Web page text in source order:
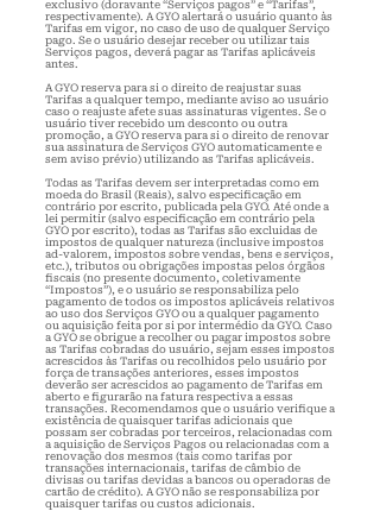
exclusivo (doravante “Serviços pagos” e “Tarifas”,
respectivamente). A GYO alertará o usuário quanto às
Tarifas em vigor, no caso de uso de qualquer Serviço
pago. Se o usuário desejar receber ou utilizar tais
Serviços pagos, deverá pagar as Tarifas aplicáveis
antes.
A GYO reserva para si o direito de reajustar suas
Tarifas a qualquer tempo, mediante aviso ao usuário
caso o reajuste afete suas assinaturas vigentes. Se o
usuário tiver recebido um desconto ou outra
promoção, a GYO reserva para si o direito de renovar
sua assinatura de Serviços GYO automaticamente e
sem aviso prévio) utilizando as Tarifas aplicáveis.
Todas as Tarifas devem ser interpretadas como em
moeda do Brasil (Reais), salvo especificação em
contrário por escrito, publicada pela GYO. Até onde a
lei permitir (salvo especificação em contrário pela
GYO por escrito), todas as Tarifas são excluidas de
impostos de qualquer natureza (inclusive impostos
ad-valorem, impostos sobre vendas, bens e serviços,
etc.), tributos ou obrigações impostas pelos órgãos
fiscais (no presente documento, coletivamente
“Impostos”), e o usuário se responsabiliza pelo
pagamento de todos os impostos aplicáveis relativos
ao uso dos Serviços GYO ou a qualquer pagamento
ou aquisição feita por si por intermédio da GYO. Caso
a GYO se obrigue a recolher ou pagar impostos sobre
as Tarifas cobradas do usuário, sejam esses impostos
acrescidos às Tarifas ou recolhidos pelo usuário por
força de transações anteriores, esses impostos
deverão ser acrescidos ao pagamento de Tarifas em
aberto e figurarão na fatura respectiva a essas
transações. Recomendamos que o usuário verifique a
existência de quaisquer tarifas adicionais que
possam ser cobradas por terceiros, relacionadas com
a aquisição de Serviços Pagos ou relacionadas com a
renovação dos mesmos (tais como tarifas por
transações internacionais, tarifas de câmbio de
divisas ou tarifas devidas a bancos ou operadoras de
cartão de crédito). A GYO não se responsabiliza por
quaisquer tarifas ou custos adicionais.